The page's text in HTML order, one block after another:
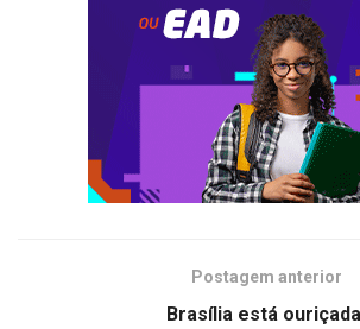
Postagem anterior
Brasília está ouriçada